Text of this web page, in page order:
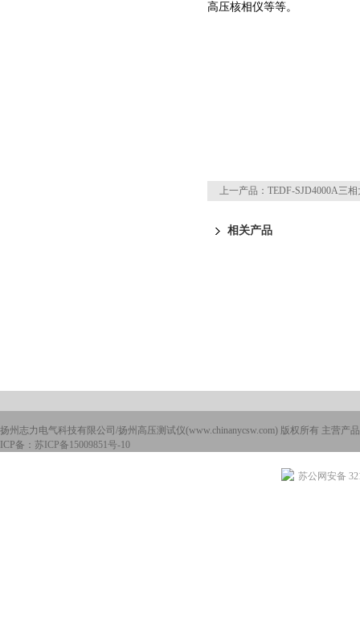
高压核相仪等等。
上一产品： TEDF-SJD4000A三
相关产品
扬州志力电气科技有限公司/扬州高压测试仪(www.chinanycsw.com) 版权所有 主营产
ICP备： 苏ICP备15009851号-10
苏公网安备